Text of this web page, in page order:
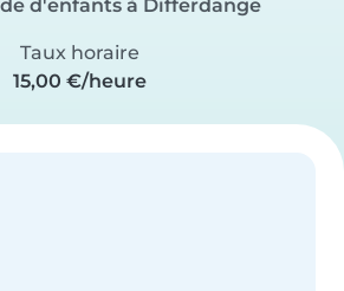
d'enfants à Differdange
Taux horaire
15,00 €/heure